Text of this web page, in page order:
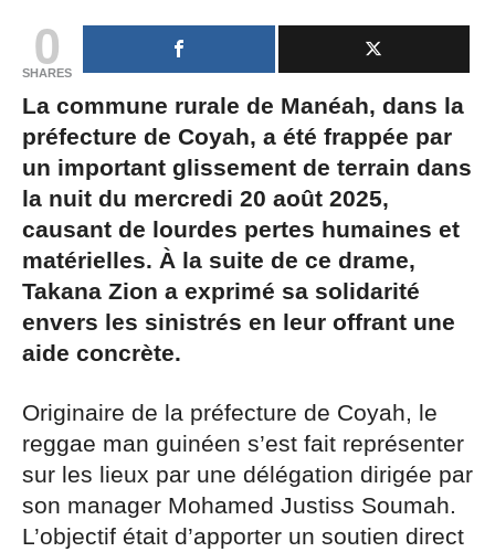
0
SHARES
La commune rurale de Manéah, dans la
préfecture de Coyah, a été frappée par
un important glissement de terrain dans
la nuit du mercredi 20 août 2025,
causant de lourdes pertes humaines et
matérielles. À la suite de ce drame,
Takana Zion a exprimé sa solidarité
envers les sinistrés en leur offrant une
aide concrète.
Originaire de la préfecture de Coyah, le
reggae man guinéen s’est fait représenter
sur les lieux par une délégation dirigée par
son manager Mohamed Justiss Soumah.
L’objectif était d’apporter un soutien direct